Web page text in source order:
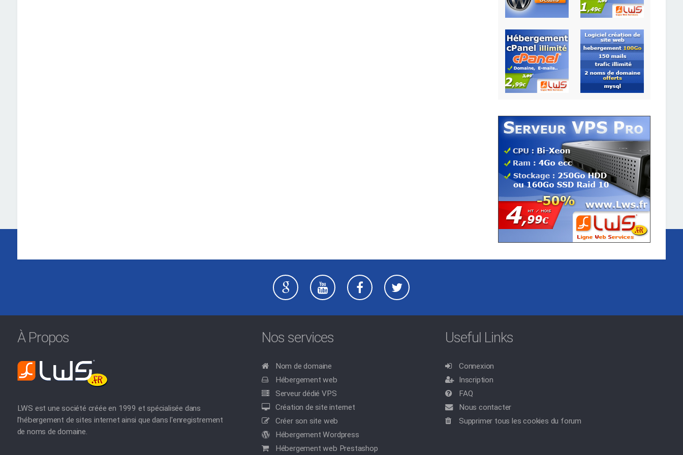
À Propos
LWS est une société créée en 1999 et spécialisée dans
l'hébergement de sites internet ainsi que dans l'enregistrement
de noms de domaine.
Nos services
Nom de domaine
Hébergement web
Serveur dédié VPS
Création de site internet
Créer son site web
Hébergement Wordpress
Hébergement web Prestashop
Useful Links
Connexion
Inscription
FAQ
Nous contacter
Supprimer tous les cookies du forum